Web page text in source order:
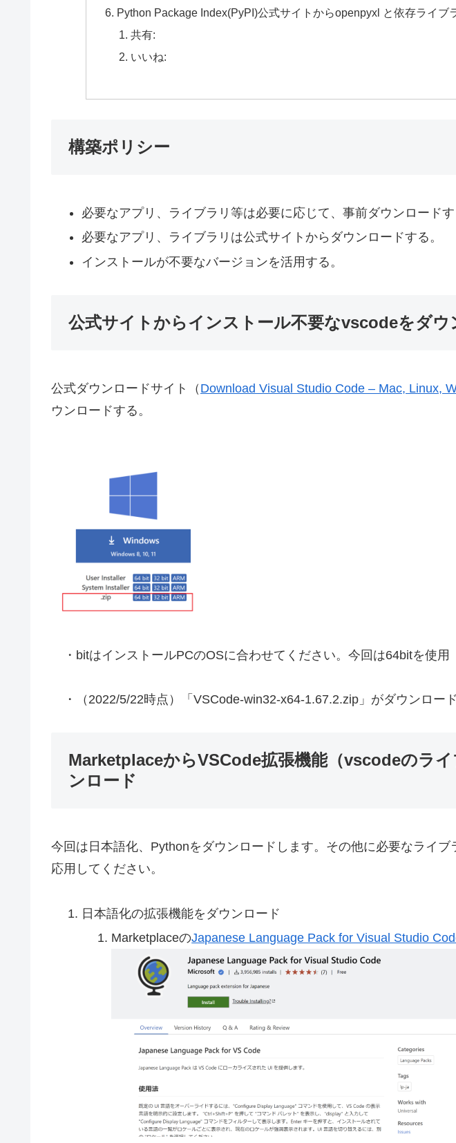
Python Package Index(PyPI)公式サイトからopenpyxl と依存ライブ
共有:
いいね:
構築ポリシー
必要なアプリ、ライブラリ等は必要に応じて、事前ダウンロードす
必要なアプリ、ライブラリは公式サイトからダウンロードする。
インストールが不要なバージョンを活用する。
公式サイトからインストール不要なvscodeをダウ
公式ダウンロードサイト（ Download Visual Studio Code – Mac, Linux,
ウンロードする。
・bitはインストールPCのOSに合わせてください。今回は64bitを使用
・（2022/5/22時点）「VSCode-win32-x64-1.67.2.zip」がダウンロード
MarketplaceからVSCode拡張機能（vscodeのラ
ンロード
今回は日本語化、Pythonをダウンロードします。その他に必要なライブ
応用してください。
日本語化の拡張機能をダウンロード
MarketplaceのJapanese Language Pack for Visual Studio